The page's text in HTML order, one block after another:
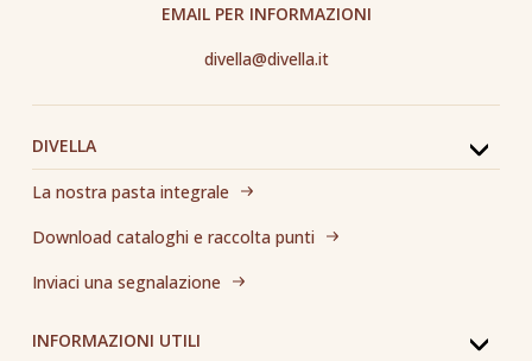
DIVELLA
La nostra pasta integrale
Download cataloghi e raccolta punti
Inviaci una segnalazione
INFORMAZIONI UTILI
EMAIL PER INFORMAZIONI
divella@divella.it